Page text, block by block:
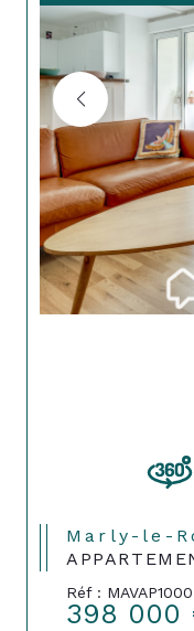
Marly-le-
Réf :
398 000